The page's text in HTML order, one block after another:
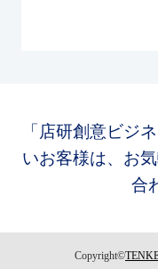
「店研創意ビジ
いお客様は、お
合
Copyright©